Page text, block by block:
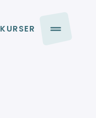
KURSER